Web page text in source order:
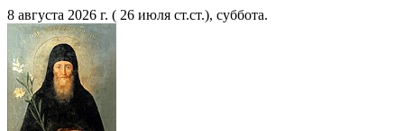
8 августа 2026 г. ( 26 июля ст.ст.), суббота.